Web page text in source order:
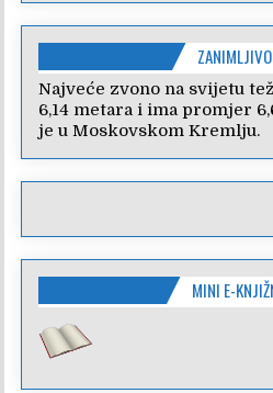
Najveće zvono na svijetu
6,14 metara i ima promjer
je u Moskovskom Kremlju.
MINI E-